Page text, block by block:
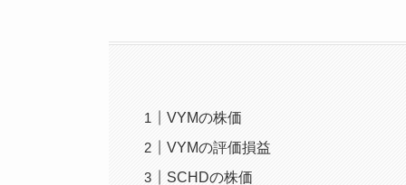
VYMの株価
VYMの評価損益
SCHDの株価